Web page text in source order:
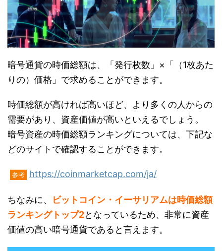
暗号通貨の時価総額は、「発行枚数」×「（1枚あた
りの）価格」で求めることができます。
時価総額が高ければ高いほど、より多くの人からの
需要があり、資産価値が高いといえるでしょう。
暗号資産の時価総額ランキングについては、下記な
どのサイトで確認することができます。
参考 https://coinmarketcap.com/ja/
ちなみに、
ビットコイン・イーサリアムは時価総額
ランキングトップ2となっているため、非常に資産
価値の高い暗号通貨であると言えます。